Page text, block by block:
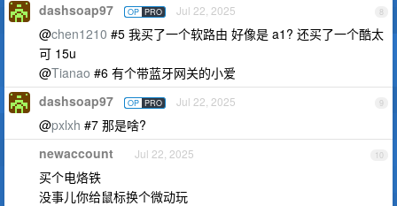
8
dashsoap97 OP PRO Jul 22, 2025
@chen1210 #5 我买了一个软路由 好像是 a1? 还买了一个酷太
可 15u
@Tianao #6 有个带蓝牙网关的小爱
9
dashsoap97 OP PRO Jul 22, 2025
@pxlxh #7 那是啥?
10
newaccount Jul 22, 2025
买个电烙铁
没事儿你给鼠标换个微动玩